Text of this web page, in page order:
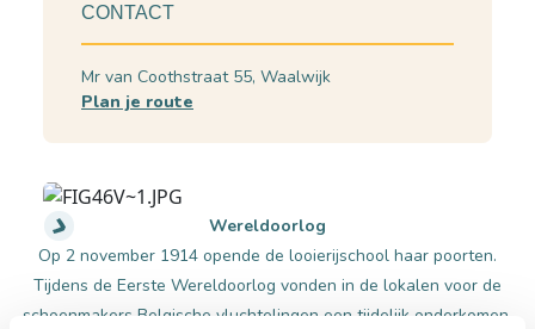
CONTACT
Mr van Coothstraat 55, Waalwijk
Plan je route
Wereldoorlog
Op 2 november 1914 opende de looierijschool haar poorten.
Tijdens de Eerste Wereldoorlog vonden in de lokalen voor de
schoenmakers Belgische vluchtelingen een tijdelijk onderkomen.